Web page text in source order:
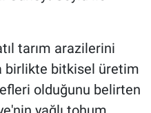
tarım arazilerini
birlikte bitkisel üretim
olduğunu belirten